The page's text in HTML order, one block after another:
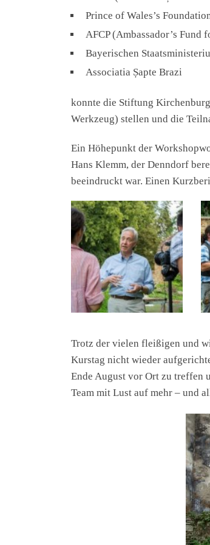
Prince of Wales’s
AFCP (Ambassador’s Fund
Bayerischen
Associatia Șapte Brazi
konnte die Stiftung
Werkzeug) stellen und die
Ein Höhepunkt der
Hans Klemm, der Denndorf
beeindruckt war. Einen
Trotz der vielen fleißigen und
Kurstag nicht wieder
Ende August vor Ort zu treffen
Team mit Lust auf mehr – und